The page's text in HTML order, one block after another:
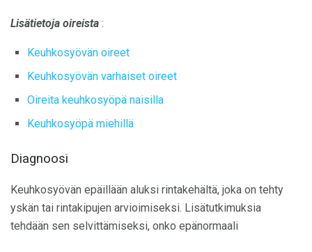
Lisätietoja oireista :
Keuhkosyövän oireet
Keuhkosyövän varhaiset oireet
Oireita keuhkosyöpä naisilla
Keuhkosyöpä miehillä
Diagnoosi
Keuhkosyövän epäillään aluksi rintakehältä, joka on tehty
yskän tai rintakipujen arvioimiseksi. Lisätutkimuksia
tehdään sen selvittämiseksi, onko epänormaali